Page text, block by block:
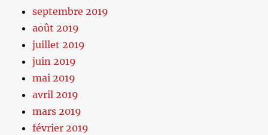
septembre 2019
août 2019
juillet 2019
juin 2019
mai 2019
avril 2019
mars 2019
février 2019